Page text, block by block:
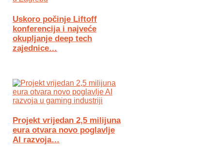
Uskoro počinje Liftoff
konferencija i najveće
okupljanje deep tech
zajednice…
Projekt vrijedan 2,5 milijuna
eura otvara novo poglavlje
AI razvoja…